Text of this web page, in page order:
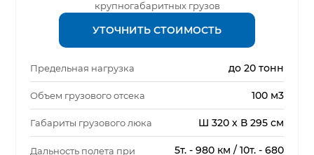
крупногабаритных грузов
УТОЧНИТЬ СТОИМОСТЬ
Предельная нагрузка до 20 тонн
Объем грузового отсека 100 м3
Габариты грузового люка Ш 320 х В 295 см
Дальность полета при
5т. - 980 км / 10т. - 680